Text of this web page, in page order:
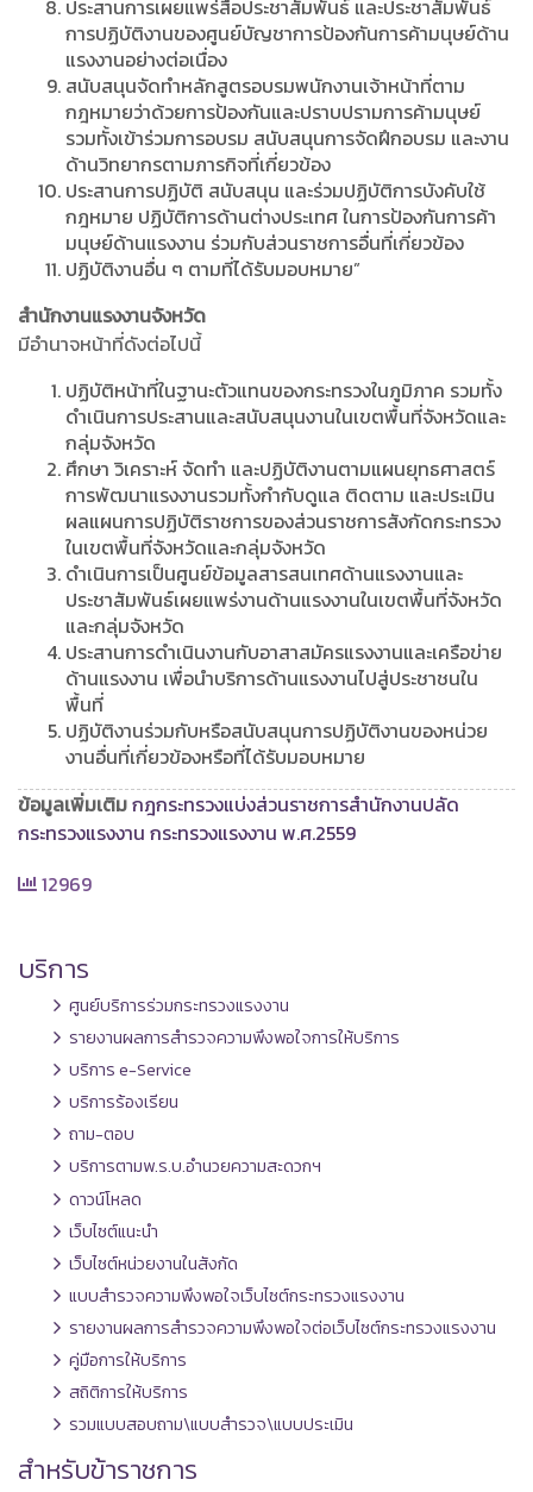
ประสานการเผยแพร่สื่อประชาสัมพันธ์ และประชาสัมพันธ์
การปฏิบัติงานของศูนย์บัญชาการป้องกันการค้ามนุษย์ด้าน
แรงงานอย่างต่อเนื่อง
สนับสนุนจัดทำหลักสูตรอบรมพนักงานเจ้าหน้าที่ตาม
กฎหมายว่าด้วยการป้องกันและปราบปรามการค้ามนุษย์
รวมทั้งเข้าร่วมการอบรม สนับสนุนการจัดฝึกอบรม และงาน
ด้านวิทยากรตามภารกิจที่เกี่ยวข้อง
ประสานการปฏิบัติ สนับสนุน และร่วมปฏิบัติการบังคับใช้
กฎหมาย ปฏิบัติการด้านต่างประเทศ ในการป้องกันการค้า
มนุษย์ด้านแรงงาน ร่วมกับส่วนราชการอื่นที่เกี่ยวข้อง
ปฏิบัติงานอื่น ๆ ตามที่ได้รับมอบหมาย”
สำนักงานแรงงานจังหวัด
มีอำนาจหน้าที่ดังต่อไปนี้
ปฏิบัติหน้าที่ในฐานะตัวแทนของกระทรวงในภูมิภาค รวมทั้ง
ดำเนินการประสานและสนับสนุนงานในเขตพื้นที่จังหวัดและ
กลุ่มจังหวัด
ศึกษา วิเคราะห์ จัดทำ และปฏิบัติงานตามแผนยุทธศาสตร์
การพัฒนาแรงงานรวมทั้งกำกับดูแล ติดตาม และประเมิน
ผลแผนการปฏิบัติราชการของส่วนราชการสังกัดกระทรวง
ในเขตพื้นที่จังหวัดและกลุ่มจังหวัด
ดำเนินการเป็นศูนย์ข้อมูลสารสนเทศด้านแรงงานและ
ประชาสัมพันธ์เผยแพร่งานด้านแรงงานในเขตพื้นที่จังหวัด
และกลุ่มจังหวัด
ประสานการดำเนินงานกับอาสาสมัครแรงงานและเครือข่าย
ด้านแรงงาน เพื่อนำบริการด้านแรงงานไปสู่ประชาชนใน
พื้นที่
ปฏิบัติงานร่วมกับหรือสนับสนุนการปฏิบัติงานของหน่วย
งานอื่นที่เกี่ยวข้องหรือที่ได้รับมอบหมาย
ข้อมูลเพิ่มเติมกฎกระทรวงแบ่งส่วนราชการสำนักงานปลัด
กระทรวงแรงงาน กระทรวงแรงงาน พ.ศ.2559
12969
บริการ
ศูนย์บริการร่วมกระทรวงแรงงาน
รายงานผลการสำรวจความพึงพอใจการให้บริการ
บริการ e-Service
บริการร้องเรียน
ถาม-ตอบ
บริการตามพ.ร.บ.อำนวยความสะดวกฯ
ดาวน์โหลด
เว็บไซต์แนะนำ
เว็บไซต์หน่วยงานในสังกัด
แบบสำรวจความพึงพอใจเว็บไซต์กระทรวงแรงงาน
รายงานผลการสำรวจความพึงพอใจต่อเว็บไซต์กระทรวงแรงงาน
คู่มือการให้บริการ
สถิติการให้บริการ
รวมแบบสอบถาม\แบบสำรวจ\แบบประเมิน
สำหรับข้าราชการ